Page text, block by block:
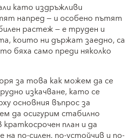
като издръжливи
напред — и особено пътят
растеж — е труден и
които ни държат заедно, са
бяха само преди няколко
за това как можем да се
изкачване, като се
основния въпрос за
да осигурим стабилно
план и да